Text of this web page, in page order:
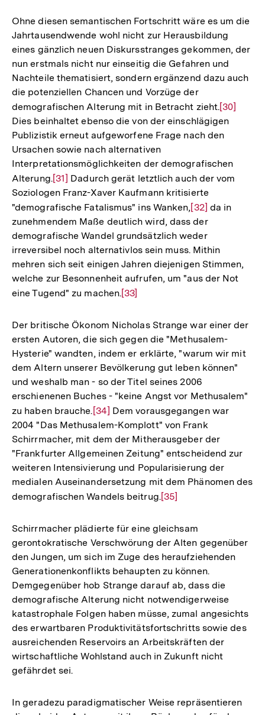
Ohne diesen semantischen Fortschritt wäre es um die
Jahrtausendwende wohl nicht zur Herausbildung
eines gänzlich neuen Diskursstranges gekommen, der
nun erstmals nicht nur einseitig die Gefahren und
Nachteile thematisiert, sondern ergänzend dazu auch
die potenziellen Chancen und Vorzüge der
demografischen Alterung mit in Betracht zieht.Zur
Auflösung
der
[30]
Dies beinhaltet ebenso die von der einschlägigen
Publizistik erneut aufgeworfene Frage nach den
Ursachen sowie nach alternativen
Interpretationsmöglichkeiten der demografischen
Alterung.Zur
Auflösung
der
Fußnote
[31] Dadurch gerät letztlich auch der vom
Soziologen Franz-Xaver Kaufmann kritisierte
"demografische Fatalismus" ins Wanken,Zur
Auflösung
der
Fußnote
[32] da in
zunehmendem Maße deutlich wird, dass der
demografische Wandel grundsätzlich weder
irreversibel noch alternativlos sein muss. Mithin
mehren sich seit einigen Jahren diejenigen Stimmen,
welche zur Besonnenheit aufrufen, um "aus der Not
eine Tugend" zu machen.Zur
der
Fußnote
[33]
Der britische Ökonom Nicholas Strange war einer der
ersten Autoren, die sich gegen die "Methusalem-
Hysterie" wandten, indem er erklärte, "warum wir mit
dem Altern unserer Bevölkerung gut leben können"
und weshalb man - so der Titel seines 2006
erschienenen Buches - "keine Angst vor Methusalem"
zu haben brauche. Zur
Auflösung
der
Fußnote
[34] Dem vorausgegangen war
2004 "Das Methusalem-Komplott" von Frank
Schirrmacher, mit dem der Mitherausgeber der
"Frankfurter Allgemeinen Zeitung" entscheidend zur
weiteren Intensivierung und Popularisierung der
medialen Auseinandersetzung mit dem Phänomen des
demografischen Wandels beitrug.Zur
der
Fußnote
[35]
Schirrmacher plädierte für eine gleichsam
gerontokratische Verschwörung der Alten gegenüber
den Jungen, um sich im Zuge des heraufziehenden
Generationenkonflikts behaupten zu können.
Demgegenüber hob Strange darauf ab, dass die
demografische Alterung nicht notwendigerweise
katastrophale Folgen haben müsse, zumal angesichts
des erwartbaren Produktivitätsfortschritts sowie des
ausreichenden Reservoirs an Arbeitskräften der
wirtschaftliche Wohlstand auch in Zukunft nicht
gefährdet sei.
In geradezu paradigmatischer Weise repräsentieren